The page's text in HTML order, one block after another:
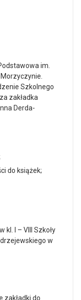
im.
Szkolnego
zakładka
Derda-
do książek;
I – VIII Szkoły
w
zakładki do